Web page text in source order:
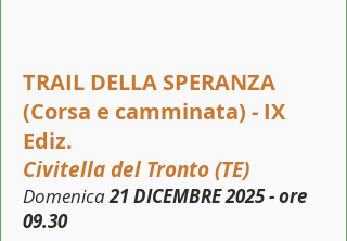
TRAIL DELLA SPERANZA
(Corsa e camminata) - IX
Ediz.
Civitella del Tronto (TE)
Domenica21 DICEMBRE 2025 - ore
09.30